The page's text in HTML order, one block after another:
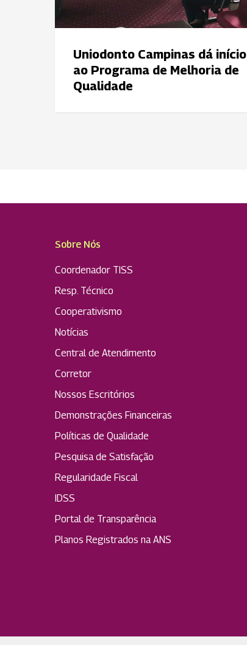
de
Qualidade
Uniodonto Campinas dá início
ao Programa de Melhoria de
Qualidade
Sobre Nós
Coordenador TISS
Resp. Técnico
Cooperativismo
Notícias
Central de Atendimento
Corretor
Nossos Escritórios
Demonstrações Financeiras
Políticas de Qualidade
Pesquisa de Satisfação
Regularidade Fiscal
IDSS
Portal de Transparência
Planos Registrados na ANS